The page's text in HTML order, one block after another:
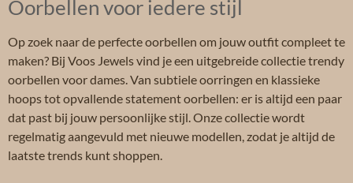
Oorbellen voor iedere stijl
Op zoek naar de perfecte oorbellen om jouw outfit compleet te
maken? Bij Voos Jewels vind je een uitgebreide collectie trendy
oorbellen voor dames. Van subtiele oorringen en klassieke
hoops tot opvallende statement oorbellen: er is altijd een paar
dat past bij jouw persoonlijke stijl. Onze collectie wordt
regelmatig aangevuld met nieuwe modellen, zodat je altijd de
laatste trends kunt shoppen.